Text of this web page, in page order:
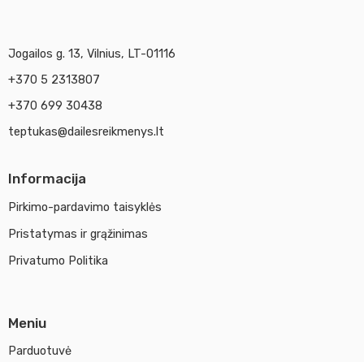
Jogailos g. 13, Vilnius, LT-01116
+370 5 2313807
+370 699 30438
teptukas@dailesreikmenys.lt
Informacija
Pirkimo-pardavimo taisyklės
Pristatymas ir grąžinimas
Privatumo Politika
Meniu
Parduotuvė